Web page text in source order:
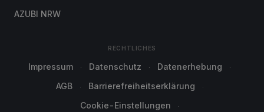
AZUBI NRW
RECHTLICHES
Impressum Datenschutz
Datenerhebung
AGB
Barrierefreiheitserklärung
Cookie-Einstellungen